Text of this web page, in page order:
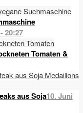
20:27
Tomaten &
aus Soja10. Juni